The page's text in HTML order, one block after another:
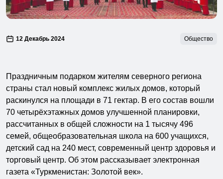
12 Декабрь 2024 Общество
Праздничным подарком жителям северного региона
страны стал новый комплекс жилых домов, который
раскинулся на площади в 71 гектар. В его состав вошли
70 четырёхэтажных домов улучшенной планировки,
рассчитанных в общей сложности на 1 тысячу 496
семей, общеобразовательная школа на 600 учащихся,
детский сад на 240 мест, современный центр здоровья и
торговый центр. Об этом рассказывает электронная
газета «Туркменистан: Золотой век».